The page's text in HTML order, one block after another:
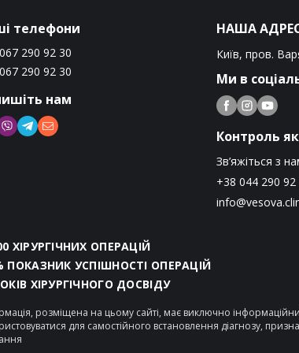
телефони
290 92 30
290 92 30
нам
НАША
Київ, пров.
Ми в
Контроль
Зв’яжіться з
+38 044 290 92
ХІРУРГІЧНИХ ОПЕРАЦІЙ
ПОКАЗНИК УСПІШНОСТІ ОПЕРАЦІЙ
ХІРУРГІЧНОГО ДОСВІДУ
розміщена на цьому сайті, має виключно
для самостійного встановлення діагнозу,